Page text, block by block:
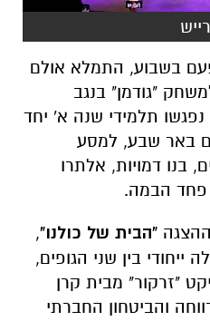
בשבוע, התמלא אולם
"גודמן" בנגב
תלמידי שנה א' יחד
אקים באר שבע, למסע
בנו דמויות, אלתרו
פחד הבמה.
"הבית של כולנו",
ייחודי בין שני הגופים,
"זרקור" מבית קרן
והביטחון החברתי